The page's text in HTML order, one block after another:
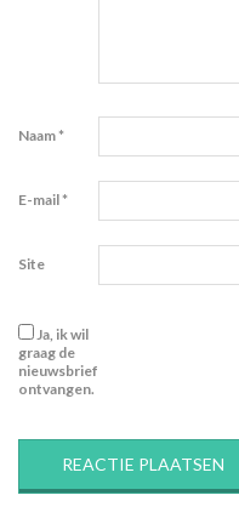
Naam*
E-mail*
Site
Ja, ik wil
graag de
nieuwsbrief
ontvangen.